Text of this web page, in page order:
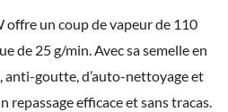
offre un coup de vapeur de 110
de 25 g/min. Avec sa semelle en
anti-goutte, d’auto-nettoyage et
repassage efficace et sans tracas.